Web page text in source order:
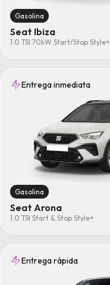
Gasolina
Seat Ibiza
1.0 TSI 70kW Start/Stop Style+
Entrega inmediata
Gasolina
Seat Arona
1.0 TSI Start & Stop Style+
Entrega rápida